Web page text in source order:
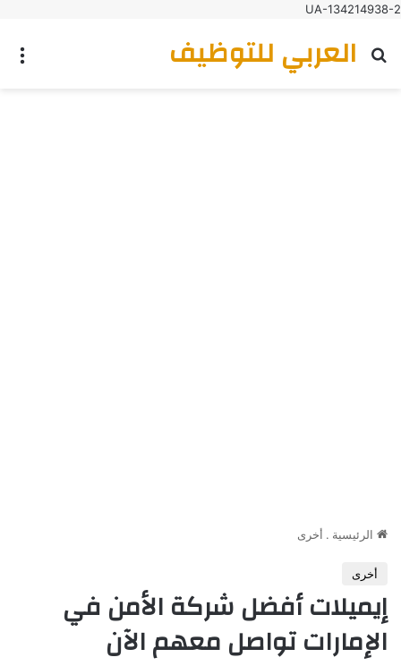
UA-134214938-2
العربي للتوظيف
بحث عن
الرئيسية . أخرى
أخرى
إيميلات أفضل شركة الأمن في
الإمارات تواصل معهم الآن